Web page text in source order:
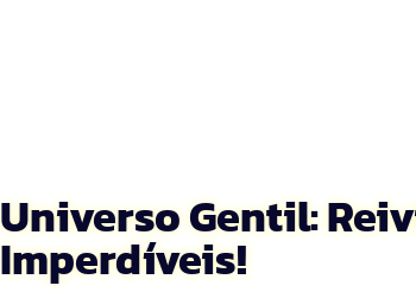
Universo Gentil:
Imperdíveis!